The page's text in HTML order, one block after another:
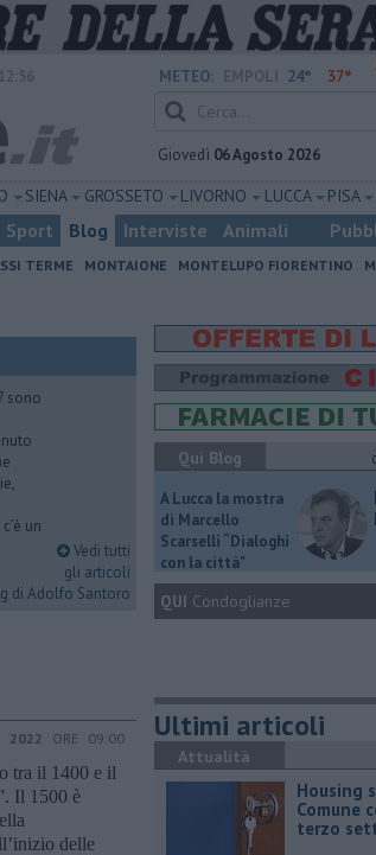
METEO: 24° 37°
Giovedì 06 Agosto 2026
SIENA GROSSETO LIVORNO LUCCA PISA
Sport Blog Interviste Animali
TERME MONTAIONE MONTELUPO FIORENTINO
sono
un
Vedi tutti
gli articoli
di Adolfo Santoro
2022 ORE 09:00
tra il 1400 e il
Il 1500 è
delle
Qui Blog
A Lucca la mostra
di Marcello
Scarselli “Dialoghi
con la città"
QUI Condoglianze
Ultimi articoli
Attualità
​Housing
Comune
terzo